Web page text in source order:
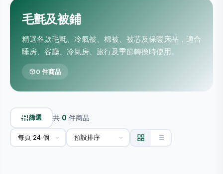
毛氈及被鋪
精選各款毛氈、冷氣被、棉被、被芯及保暖床品，適合
睡房、客廳、冷氣房、旅行及季節轉換時使用。
0 件商品
篩選 共 0 件商品